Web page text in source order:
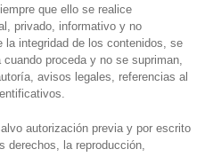
que ello se realice
privado, informativo y no
integridad de los contenidos, se
proceda y no se supriman,
avisos legales, referencias al
autorización previa y por escrito
derechos, la reproducción,